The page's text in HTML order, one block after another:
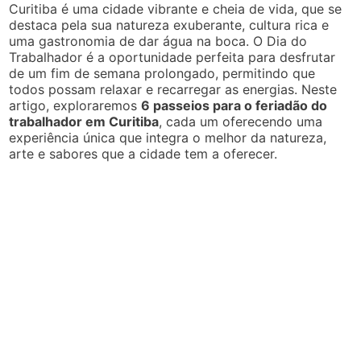
Curitiba é uma cidade vibrante e cheia de vida, que se
destaca pela sua natureza exuberante, cultura rica e
uma gastronomia de dar água na boca. O Dia do
Trabalhador é a oportunidade perfeita para desfrutar
de um fim de semana prolongado, permitindo que
todos possam relaxar e recarregar as energias. Neste
artigo, exploraremos6 passeios para o feriadão do
trabalhador em Curitiba, cada um oferecendo uma
experiência única que integra o melhor da natureza,
arte e sabores que a cidade tem a oferecer.